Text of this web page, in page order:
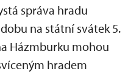
správa hradu
na státní svátek 5.
Házmburku mohou
hradem